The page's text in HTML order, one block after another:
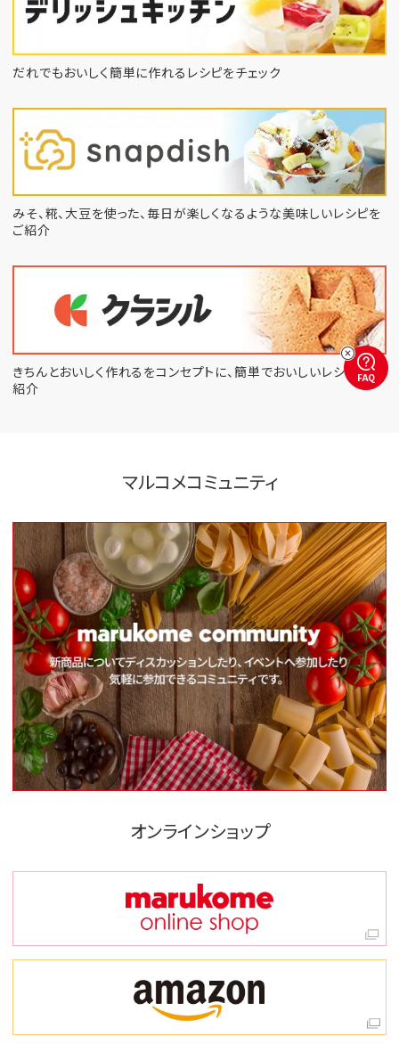
だれでもおいしく簡単に作れるレシピをチェック
みそ、糀、大豆を使った、毎日が楽しくなるような美味しいレシピを
ご紹介
きちんとおいしく作れるをコンセプトに、 簡単でおいしいレシピをご
紹介
マルコメコミュニティ
オンラインショップ
FAQ